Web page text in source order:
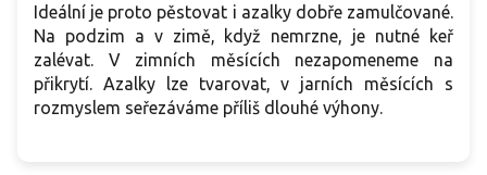
Ideální je proto pěstovat i azalky dobře zamulčované.
Na podzim a v zimě, když nemrzne, je nutné keř
zalévat. V zimních měsících nezapomeneme na
přikrytí. Azalky lze tvarovat, v jarních měsících s
rozmyslem seřezáváme příliš dlouhé výhony.